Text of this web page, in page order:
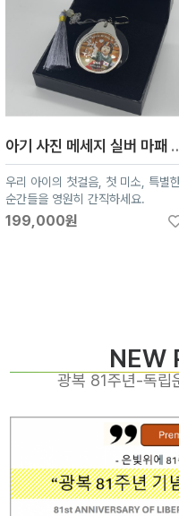
아기 사진 메세지 실버 마패 주문제
우리 아이의 첫걸음, 첫 미소, 특별
순간들을 영원히 간직하세요.
199,000원
NEW
광복 81주년-독립